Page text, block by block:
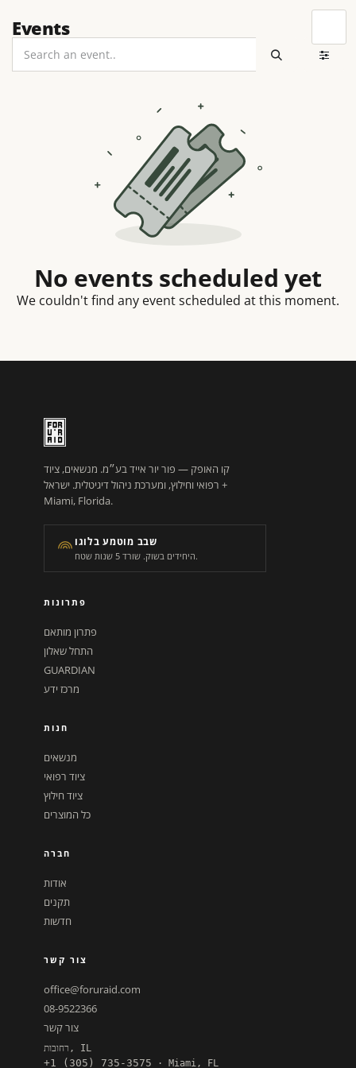
Events
No events scheduled yet
We couldn't find any event scheduled at this moment.
קו האופק — פור יור אייד בע״מ. מנשאים, ציוד
רפואי וחילוץ, ומערכת ניהול דיגיטלית. ישראל +
Miami, Florida.
שבב מוטמע בלוגו
היחידים בשוק. שורד 5 שנות שטח.
פתרונות
פתרון מותאם
התחל שאלון
GUARDIAN
מרכז ידע
חנות
מנשאים
ציוד רפואי
ציוד חילוץ
כל המוצרים
חברה
אודות
תקנים
חדשות
צור קשר
office@foruraid.com
08-9522366
צור קשר
רחובות, IL
+1 (305) 735-3575 · Miami, FL